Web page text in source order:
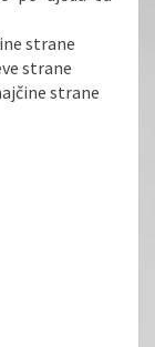
strane
strane
strane